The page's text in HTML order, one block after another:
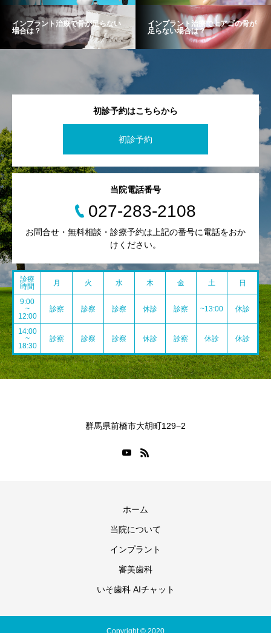
インプラント治療で骨が足らない
場合は？
インプラント治療で上アゴの骨が
足らない場合は？
初診予約はこちらから
初診予約
当院電話番号
027-283-2108
お問合せ・無料相談・診療予約は上記の番号に電話をおか
けください。
診療
時間
月 火 水 木 金 土 日
9:00
~
12:00
診察 診察 診察 休診 診察 ~13:00 休診
14:00
~
18:30
診察 診察 診察 休診 診察 休診 休診
群馬県前橋市大胡町129−2
ホーム
当院について
インプラント
審美歯科
いそ歯科 AIチャット
Copyright © 2020